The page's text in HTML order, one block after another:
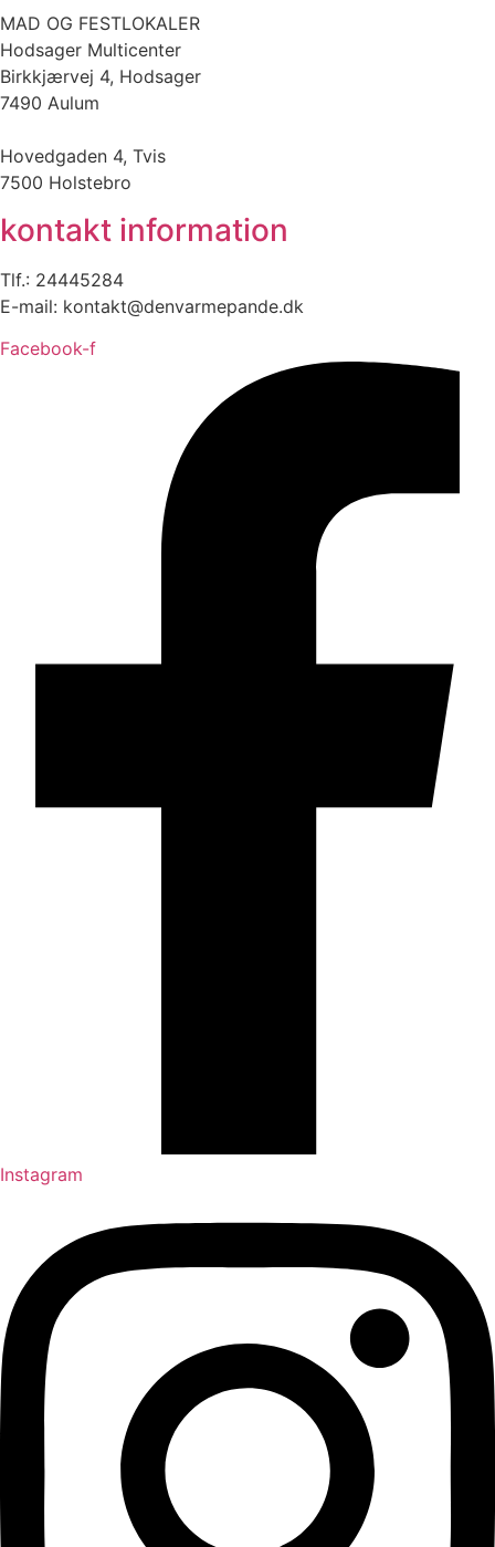
MAD OG FESTLOKALER
Hodsager Multicenter
Birkkjærvej 4, Hodsager
7490 Aulum
Hovedgaden 4, Tvis
7500 Holstebro
kontakt information
Tlf.: 24445284
E-mail: kontakt@denvarmepande.dk
Facebook-f
Instagram